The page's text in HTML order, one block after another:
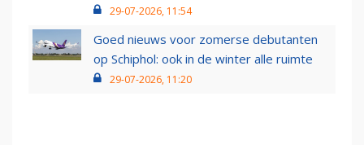
29-07-2026, 11:54
Goed nieuws voor zomerse debutanten
op Schiphol: ook in de winter alle ruimte
29-07-2026, 11:20